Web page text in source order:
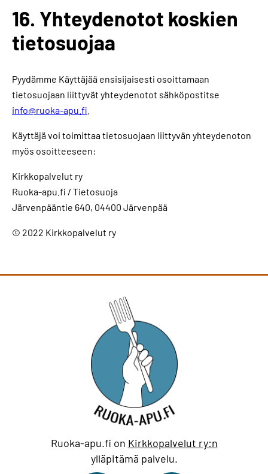
16. Yhteydenotot koskien
tietosuojaa
Pyydämme Käyttäjää ensisijaisesti osoittamaan
tietosuojaan liittyvät yhteydenotot sähköpostitse
info@ruoka-apu.fi
Käyttäjä voi toimittaa tietosuojaan liittyvän yhteydenoton
myös osoitteeseen:
Kirkkopalvelut ry
Ruoka-apu.fi / Tietosuoja
Järvenpääntie 640, 04400 Järvenpää
© 2022 Kirkkopalvelut ry
Ruoka-apu.fi on Kirkkopalvelut ry:n
ylläpitämä palvelu.